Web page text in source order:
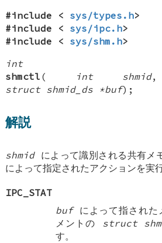
#include < sys/types.h>
#include < sys/ipc.h>
#include < sys/shm.h>
int
shmctl ( int shmid
struct shmid_ds *buf);
解説
shmidによって識別される共有メ
によって指定されたアクションを実
IPC_STAT
bufによって指された
メントの struct
す。